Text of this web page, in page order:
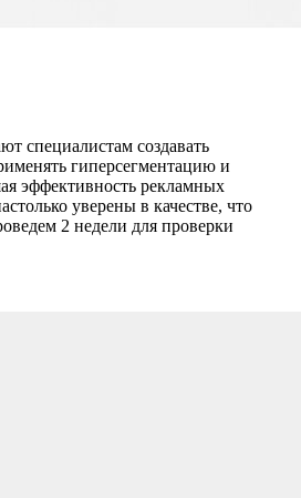
специалистам создавать
гиперсегментацию и
эффективность рекламных
уверены в качестве, что
2 недели для проверки